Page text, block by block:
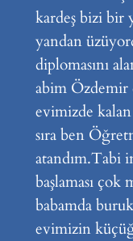
kardeş bizi bir
yandan
diplomasını
abim Özdemir
evimizde
sıra ben
atandım.Tabi
başlaması
babamda
evimizin